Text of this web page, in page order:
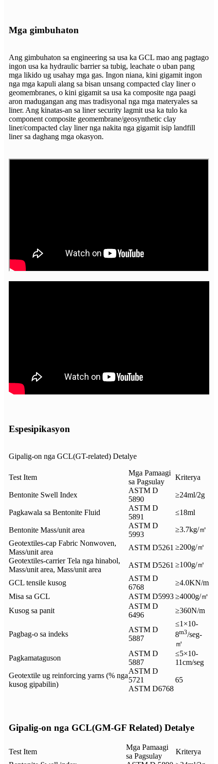
Mga gimbuhaton
Ang gimbuhaton sa engineering sa usa ka GCL mao ang pagtago
ingon usa ka hydraulic barrier sa tubig, leachate o uban pang
mga likido ug usahay mga gas. Ingon niana, kini gigamit ingon
nga mga kapuli alang sa bisan unsang compacted clay liner o
geomembranes, o kini gigamit sa usa ka composite nga paagi
aron madugangan ang mas tradisyonal nga mga materyales sa
liner. Ang kinatas-an sa liner security lagmit usa ka tulo ka
component composite geomembrane/geosynthetic clay
liner/compacted clay liner nga nakita nga gigamit isip landfill
liner sa daghang mga okasyon.
Espesipikasyon
Gipalig-on nga GCL(GT-related) Detalye
Test Item
Mga Pamaagi
sa Pagsulay
Kriterya
Bentonite Swell Index
ASTM D
5890
≥24ml/2g
Pagkawala sa Bentonite Fluid
ASTM D
5891
≤18ml
Bentonite Mass/unit area
ASTM D
5993
≥3.7kg/㎡
Geotextiles-cap Fabric Nonwoven,
Mass/unit area
ASTM D5261 ≥200g/㎡
Geotextiles-carrier Tela nga hinabol,
Mass/unit area, Mass/unit area
ASTM D5261 ≥100g/㎡
GCL tensile kusog
ASTM D
6768
≥4.0KN/m
Misa sa GCL
ASTM D5993≥4000g/㎡
Kusog sa panit
ASTM D
6496
≥360N/m
Pagbag-o sa indeks
ASTM D
5887
≤1×10-
8m3/seg-
㎡
Pagkamataguson
ASTM D
5887
≤5×10-
11cm/seg
Geotextile ug reinforcing yarns (% nga
kusog gipabilin)
ASTM D
5721
ASTM D6768
65
Gipalig-on nga GCL(GM-GF Related) Detalye
Test Item
Mga Pamaagi
sa Pagsulay
Kriterya